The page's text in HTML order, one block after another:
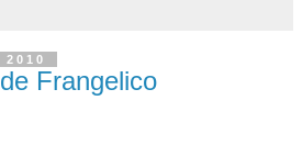
Frangelico